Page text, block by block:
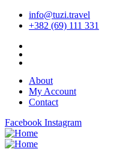
info@tuzi.travel
+382 (69) 111 331
About
My Account
Contact
Facebook Instagram